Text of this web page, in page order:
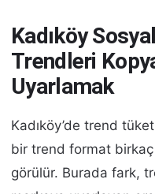
Kadıköy
Trendleri
Uyarlamak
Kadıköy’de trend
bir trend format
görülür. Burada fark,